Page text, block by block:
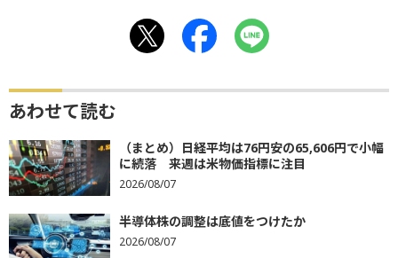
あわせて読む
（まとめ）日経平均は76円安の65,606円で小幅
に続落 来週は米物価指標に注目
2026/08/07
半導体株の調整は底値をつけたか
2026/08/07